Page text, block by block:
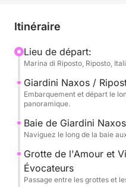
incontournables tels que
notamment la Grotta
Cette expérience est
parfait entre détente et
arrêts pour se baigner
profiter du soleil et de
À bord, vous trouverez
et tout le confort
toute tranquillité, en
Itinéraire
Lieu de départ:
Marina di Riposto, Riposto,
Giardini Naxos /
Embarquement et départ le
panoramique.
Baie de Giardini
Naviguez le long de la baie
Grotte de l'Amour et
Évocateurs
Passage entre les grottes et